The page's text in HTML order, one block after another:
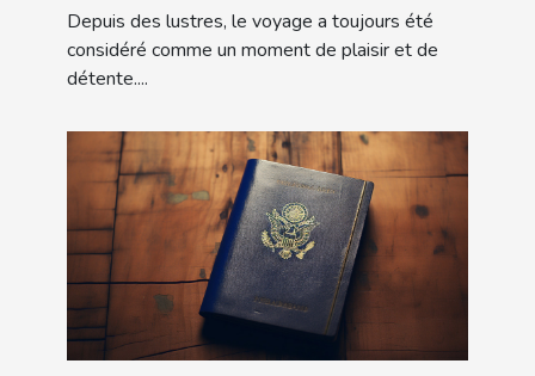
Depuis des lustres, le voyage a toujours été
considéré comme un moment de plaisir et de
détente....